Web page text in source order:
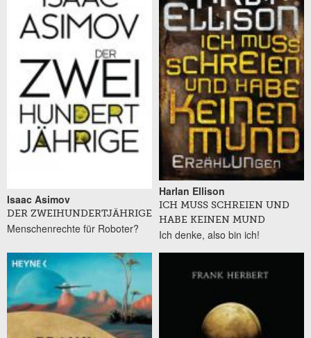
Isaac Asimov
DER ZWEIHUNDERTJÄHRIGE
Menschenrechte für Roboter?
Harlan Ellison
ICH MUSS SCHREIEN UND
HABE KEINEN MUND
Ich denke, also bin ich!